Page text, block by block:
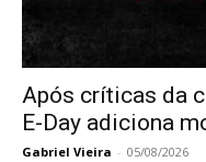
Após críticas da
E-Day adiciona
Gabriel Vieira - 05/08/2026